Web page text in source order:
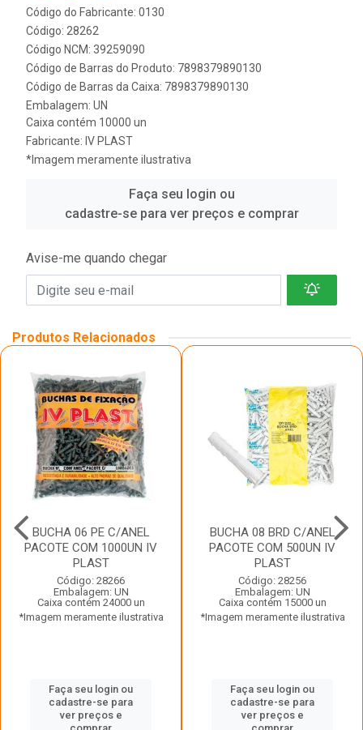
Código do Fabricante: 0130
Código: 28262
Código NCM: 39259090
Código de Barras do Produto: 7898379890130
Código de Barras da Caixa: 7898379890130
Embalagem: UN
Caixa contém 10000 un
Fabricante: IV PLAST
*Imagem meramente ilustrativa
Faça seu login ou
cadastre-se para ver preços e comprar
Avise-me quando chegar
Produtos Relacionados
BUCHA 06 PE C/ANEL
PACOTE COM 1000UN IV
PLAST
Código: 28266
Embalagem: UN
Caixa contém 24000 un
*Imagem meramente ilustrativa
Faça seu login ou
cadastre-se para
ver preços e
BUCHA 08 BRD C/ANEL
PACOTE COM 500UN IV
PLAST
Código: 28256
Embalagem: UN
Caixa contém 15000 un
*Imagem meramente ilustrativa
Faça seu login ou
cadastre-se para
ver preços e